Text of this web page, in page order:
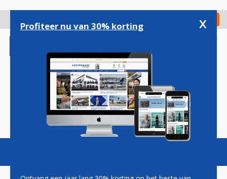
gaan
Check in
Magazine Podcasts Vacatures
Profiteer nu van 30% korting x